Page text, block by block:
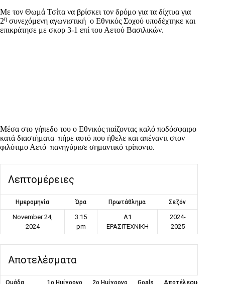
Με τον Θωμά Τσίτα να βρίσκει τον δρόμο για τα δίχτυα για
2η συνεχόμενη αγωνιστική ο Εθνικός Σοχού υποδέχτηκε και
επικράτησε με σκορ 3-1 επί του Αετού Βασιλικών.
Μέσα στο γήπεδο του ο Εθνικός παίζοντας καλό ποδόσφαιρο
κατά διαστήματα πήρε αυτό που ήθελε και απέναντι στον
φιλότιμο Αετό πανηγύρισε σημαντικό τρίποντο.
Λεπτομέρειες
Ημερομηνία Ώρα Πρωτάθλημα Σεζόν
November 24,
2024
3:15
pm
Α1
ΕΡΑΣΙΤΕΧΝΙΚΗ
2024-
2025
Αποτελέσματα
Ομάδα 1ο Ημίχρονο 2ο Ημίχρονο Goals Αποτέλεσμα